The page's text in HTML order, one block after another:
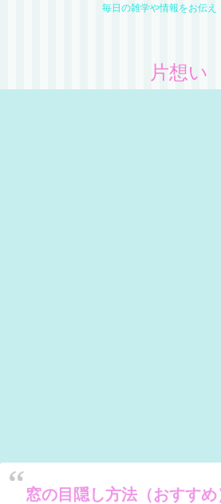
毎日の雑学や情報をお伝え
片想い
窓の目隠し方法（おすす